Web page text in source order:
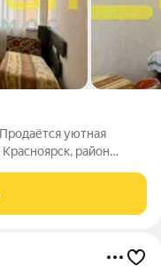
квартиры: -